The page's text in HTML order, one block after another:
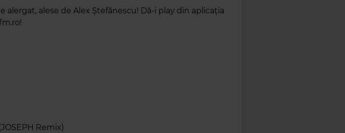
alergat, alese de Alex Ștefănescu! Dă-i play din aplicația
Remix)